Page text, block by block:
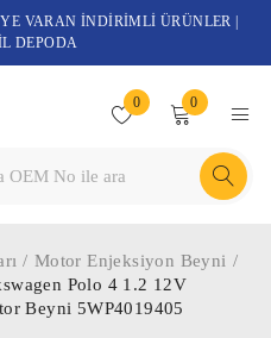
VARAN İNDİRİMLİ ÜRÜNLER |
DEPODA
0 0
/ Motor Enjeksiyon Beyni /
Polo 4 1.2 12V
Beyni 5WP4019405